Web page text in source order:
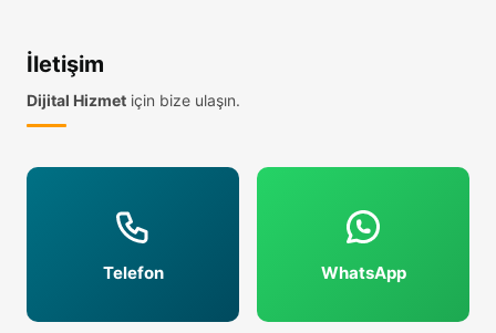
Google Yorum Şikayet Etme
İletişim
Dijital Hizmet için bize ulaşın.
Telefon WhatsApp